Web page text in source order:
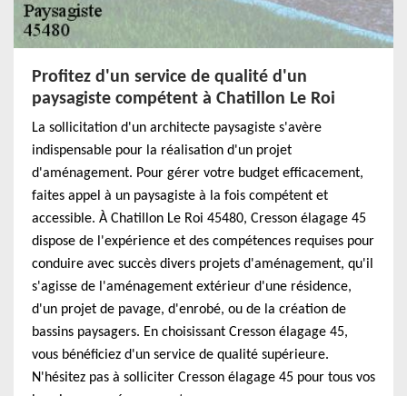
Profitez d'un service de qualité d'un
paysagiste compétent à Chatillon Le Roi
La sollicitation d'un architecte paysagiste s'avère
indispensable pour la réalisation d'un projet
d'aménagement. Pour gérer votre budget efficacement,
faites appel à un paysagiste à la fois compétent et
accessible. À Chatillon Le Roi 45480, Cresson élagage 45
dispose de l'expérience et des compétences requises pour
conduire avec succès divers projets d'aménagement, qu'il
s'agisse de l'aménagement extérieur d'une résidence,
d'un projet de pavage, d'enrobé, ou de la création de
bassins paysagers. En choisissant Cresson élagage 45,
vous bénéficiez d'un service de qualité supérieure.
N'hésitez pas à solliciter Cresson élagage 45 pour tous vos